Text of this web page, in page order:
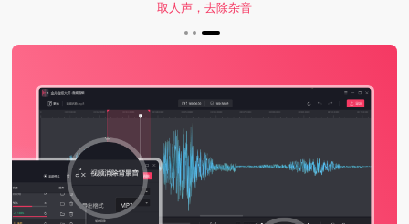
取人声，去除杂音